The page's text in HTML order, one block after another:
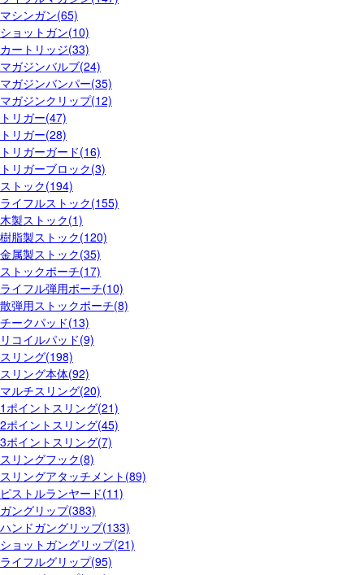
マシンガン(65)
ショットガン(10)
カートリッジ(33)
マガジンバルブ(24)
マガジンバンパー(35)
マガジンクリップ(12)
トリガー(47)
トリガー(28)
トリガーガード(16)
トリガーブロック(3)
ストック(194)
ライフルストック(155)
木製ストック(1)
樹脂製ストック(120)
金属製ストック(35)
ストックポーチ(17)
ライフル弾用ポーチ(10)
散弾用ストックポーチ(8)
チークパッド(13)
リコイルパッド(9)
スリング(198)
スリング本体(92)
マルチスリング(20)
1ポイントスリング(21)
2ポイントスリング(45)
3ポイントスリング(7)
スリングフック(8)
スリングアタッチメント(89)
ピストルランヤード(11)
ガングリップ(383)
ハンドガングリップ(133)
ショットガングリップ(21)
ライフルグリップ(95)